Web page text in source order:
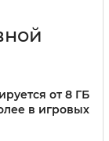
от 8 ГБ
в игровых